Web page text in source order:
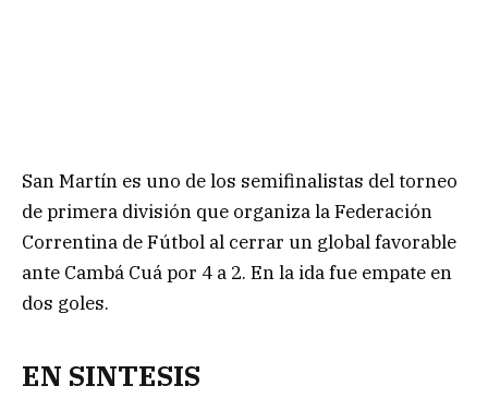
San Martín es uno de los semifinalistas del torneo
de primera división que organiza la Federación
Correntina de Fútbol al cerrar un global favorable
ante Cambá Cuá por 4 a 2. En la ida fue empate en
dos goles.
EN SINTESIS